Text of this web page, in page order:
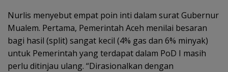
Nurlis menyebut empat poin inti dalam surat Gubernur
Mualem. Pertama, Pemerintah Aceh menilai besaran
bagi hasil (split) sangat kecil (4% gas dan 6% minyak)
untuk Pemerintah yang terdapat dalam PoD I masih
perlu ditinjau ulang. “Dirasionalkan dengan